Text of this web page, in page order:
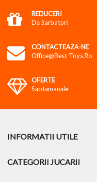
REDUCERI
De Sarbatori
CONTACTEAZA-NE
Office@best-Toys.ro
OFERTE
Saptamanale
INFORMATII UTILE
CATEGORII JUCARII